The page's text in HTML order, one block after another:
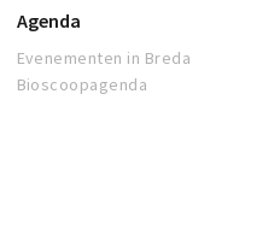
Agenda
Evenementen in Breda
Bioscoopagenda